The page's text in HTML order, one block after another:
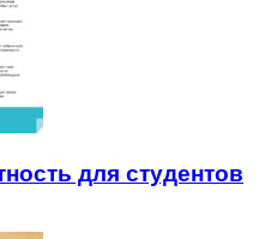
для студентов